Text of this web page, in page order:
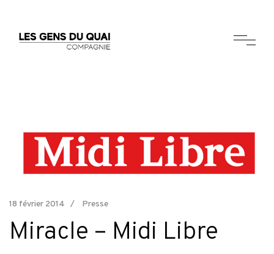
18 février 2014 Presse
Miracle – Midi Libre